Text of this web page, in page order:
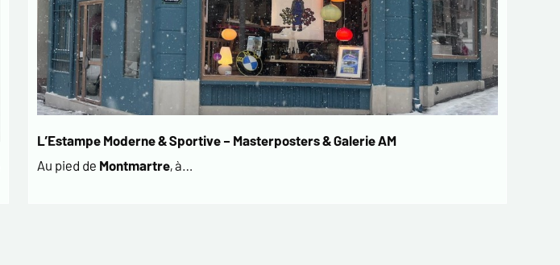
L’Estampe Moderne & Sportive – Masterposters & Galerie AM
Au pied de Montmartre, à…